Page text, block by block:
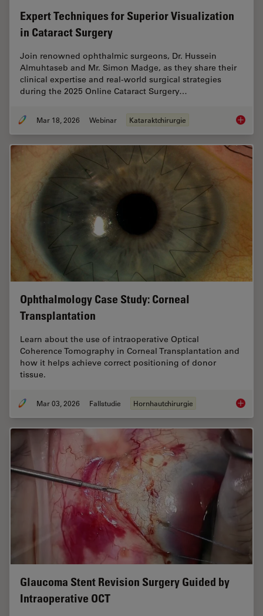
Expert Techniques for Superior Visualization
in Cataract Surgery
Join renowned ophthalmic surgeons, Dr. Hussein
Almuhtaseb and Mr. Simon Madge, as they share their
clinical expertise and real-world surgical strategies
during the 2025 Online Cataract Surgery…
Mar 18, 2026 Webinar Kataraktchirurgie Expert
Ophthalmology Case Study: Corneal
Transplantation
Learn about the use of intraoperative Optical
Coherence Tomography in Corneal Transplantation and
how it helps achieve correct positioning of donor
tissue.
Mar 03, 2026 Fallstudie Hornhautchirurgie
Glaucoma Stent Revision Surgery Guided by
Intraoperative OCT